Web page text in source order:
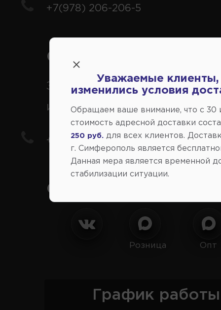
+7(978) 206-206-5
Справочный центр:
Заказ шин, дисков,
иномарки
+7(978) 206-206-8
Социальные сети:
Розница Опт
График
Уважаемые клиенты,
изменились условия
Обращаем ваше внимание, что c 30
стоимость адресной доставки
250 руб. для всех клиентов.
г. Симферополь является
Данная мера является временной
стабилизации ситуации.